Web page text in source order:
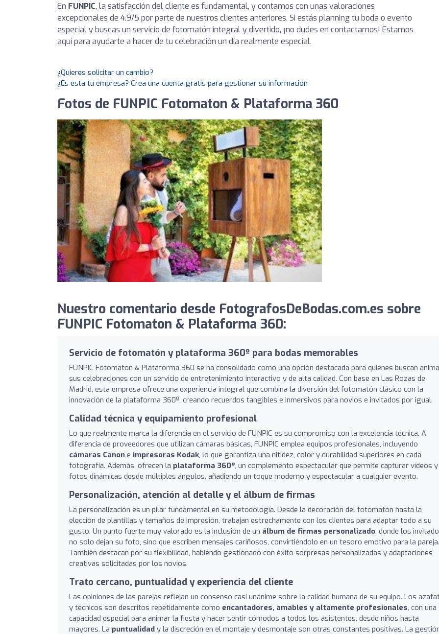
En FUNPIC, la satisfacción del cliente es fundamental, y contamos con unas valoraciones
excepcionales de 4.9/5 por parte de nuestros clientes anteriores. Si estás planning tu boda o evento
especial y buscas un servicio de fotomatón integral y divertido, ¡no dudes en contactarnos! Estamos
aquí para ayudarte a hacer de tu celebración un día realmente especial.
¿Quieres solicitar un cambio?
¿Es esta tu empresa? Crea una cuenta gratis para gestionar su información
Fotos de FUNPIC Fotomaton & Plataforma 360
Nuestro comentario desde FotografosDeBodas.com.es sobre
FUNPIC Fotomaton & Plataforma 360:
Servicio de fotomatón y plataforma 360º para bodas memorables
FUNPIC Fotomaton & Plataforma 360 se ha consolidado como una opción destacada para quienes buscan
sus celebraciones con un servicio de entretenimiento interactivo y de alta calidad. Con base en Las Rozas de
Madrid, esta empresa ofrece una experiencia integral que combina la diversión del fotomatón clásico con la
innovación de la plataforma 360º, creando recuerdos tangibles e inmersivos para novios e invitados por igual.
Calidad técnica y equipamiento profesional
Lo que realmente marca la diferencia en el servicio de FUNPIC es su compromiso con la excelencia técnica. A
diferencia de proveedores que utilizan cámaras básicas, FUNPIC emplea equipos profesionales, incluyendo
cámaras Canon e impresoras Kodak, lo que garantiza una nitidez, color y durabilidad superiores en cada
fotografía. Además, ofrecen la plataforma 360º, un complemento espectacular que permite capturar vídeos y
fotos dinámicas desde múltiples ángulos, añadiendo un toque moderno y espectacular a cualquier evento.
Personalización, atención al detalle y el álbum de firmas
La personalización es un pilar fundamental en su metodología. Desde la decoración del fotomatón hasta la
elección de plantillas y tamaños de impresión, trabajan estrechamente con los clientes para adaptar todo a su
gusto. Un punto fuerte muy valorado es la inclusión de un álbum de firmas personalizado, donde los
no solo dejan su foto, sino que escriben mensajes cariñosos, convirtiéndolo en un tesoro emotivo para la pareja.
También destacan por su flexibilidad, habiendo gestionado con éxito sorpresas personalizadas y adaptaciones
creativas solicitadas por los novios.
Trato cercano, puntualidad y experiencia del cliente
Las opiniones de las parejas reflejan un consenso casi unánime sobre la calidad humana de su equipo. Los
y técnicos son descritos repetidamente como encantadores, amables y altamente profesionales, con una
capacidad especial para animar la fiesta y hacer sentir cómodos a todos los asistentes, desde niños hasta
mayores. La puntualidad y la discreción en el montaje y desmontaje son otras constantes positivas. La